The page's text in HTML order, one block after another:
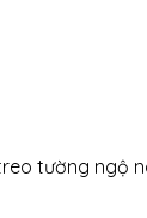
tường ngộ